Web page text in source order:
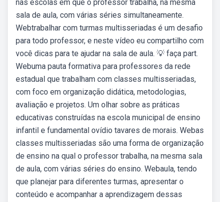
nas escolas em que o professor trabalha, na mesma
sala de aula, com várias séries simultaneamente.
Webtrabalhar com turmas multisseriadas é um desafio
para todo professor, e neste vídeo eu compartilho com
você dicas para te ajudar na sala de aula. 💡 faça part.
Webuma pauta formativa para professores da rede
estadual que trabalham com classes multisseriadas,
com foco em organização didática, metodologias,
avaliação e projetos. Um olhar sobre as práticas
educativas construídas na escola municipal de ensino
infantil e fundamental ovídio tavares de morais. Webas
classes multisseriadas são uma forma de organização
de ensino na qual o professor trabalha, na mesma sala
de aula, com várias séries do ensino. Webaula, tendo
que planejar para diferentes turmas, apresentar o
conteúdo e acompanhar a aprendizagem dessas